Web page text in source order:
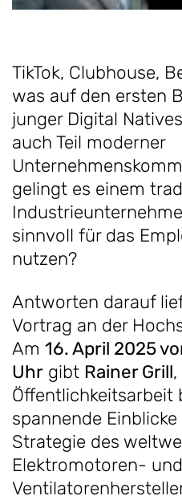
TikTok, Clubhouse,
was auf den ersten
junger Digital
auch Teil moderner
gelingt es einem
sinnvoll für das
nutzen?
Antworten darauf
Vortrag an der
Am 16. April 2025
Uhr gibt Rainer Grill
Öffentlichkeitsarbeit
spannende
Strategie des
Elektromotoren- und